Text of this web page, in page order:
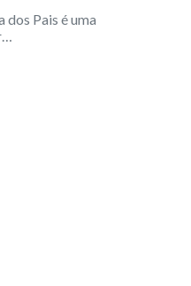
Pais é uma